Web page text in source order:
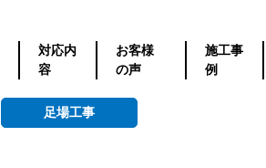
対応内
容
お客様
の声
施工事
例
足場工事